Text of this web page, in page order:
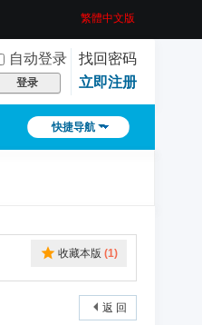
繁體中文版
自动登录
找回密码
登录 立即注册
快捷导航
收藏本版 (1)
返 回